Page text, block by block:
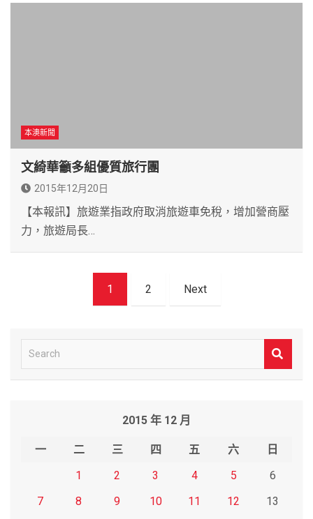
本澳新聞
文綺華籲多組優質旅行團
2015年12月20日
【本報訊】旅遊業指政府取消旅遊車免稅，增加營商壓
力，旅遊局長…
1 2 Next
e
2015 年 12 月
一 二 三 四 五 六
日
1
2 3 4 5
6
7
8 9 10 11 12
13